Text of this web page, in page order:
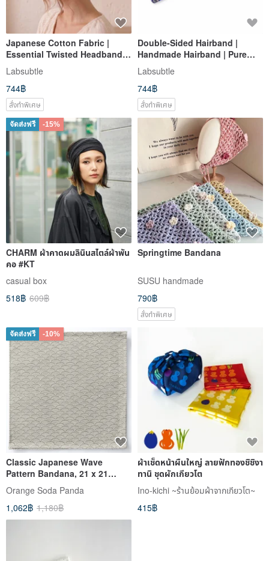
Japanese Cotton Fabric |
Essential Twisted Headband
for Nature-Lover Girls | Earth
Tones
Labsubtle
744฿
สั่งทำพิเศษ
Double-Sided Hairband |
Handmade Hairband | Pure
Natural Material | Fluffy & Soft
| Handmade Headband, Head
Hoop
Labsubtle
744฿
สั่งทำพิเศษ
จัดส่งฟรี -15%
CHARM ผ้าคาดผมลินินสไตล์ผ้าพัน
คอ #KT
casual box
518฿ 609฿
Springtime Bandana
SUSU handmade
790฿
สั่งทำพิเศษ
จัดส่งฟรี -10%
Classic Japanese Wave
Pattern Bandana, 21 x 21
inches, Japanese fabric
Furoshi
Orange​ Soda​ Panda
1,062฿ 1,180฿
ผ้าเช็ดหน้าผืนใหญ่ ลายฟักทองชิชิงา
ทานิ ชุดผักเกียวโต
Ino-kichi ~ร้านย้อมผ้าจากเกียวโต~
415฿